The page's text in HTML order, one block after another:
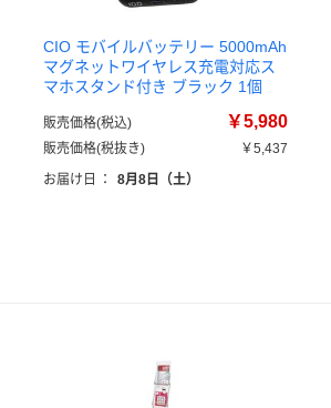
CIO モバイルバッテリー 5000mAh
マグネットワイヤレス充電対応ス
マホスタンド付き ブラック 1個
販売価格(税込) ￥5,980
販売価格(税抜き)
￥5,437
お届け日
： 8月8日（土）